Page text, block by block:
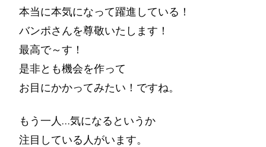
本当に本気になって躍進している！
バンポさんを尊敬いたします！
最高で～す！
是非とも機会を作って
お目にかかってみたい！ですね。
もう一人…気になるというか
注目している人がいます。